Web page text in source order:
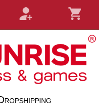
ROPSHIPPING